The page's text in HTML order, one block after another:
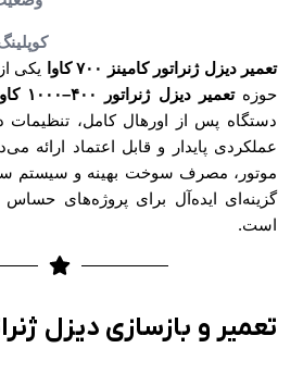
تعمیر دیزل ژنراتور کامینز ۷۰۰ کاوا
یکی
حوزهتعمیر دیزل ژنراتور ۴۰۰–۱۰۰۰ کاوا
دستگاه پس از اورهال کامل،
موتور، مصرف سوخت بهینه و سیستم
گزینه‌ای ایده‌آل برای پروژه‌های حساس
است.